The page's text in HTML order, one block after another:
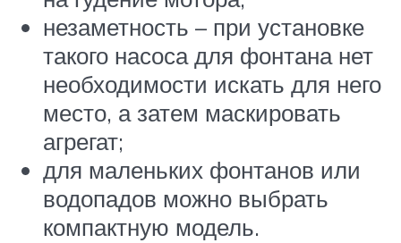
незаметность – при установке
такого насоса для фонтана нет
необходимости искать для него
место, а затем маскировать
агрегат;
для маленьких фонтанов или
водопадов можно выбрать
компактную модель.